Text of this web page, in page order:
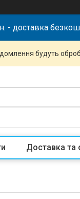
- доставка
будуть
Доставка та